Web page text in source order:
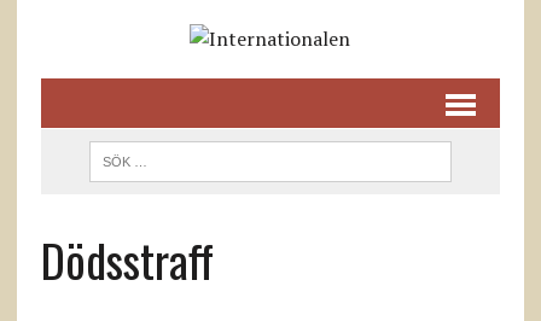
Dödsstraff